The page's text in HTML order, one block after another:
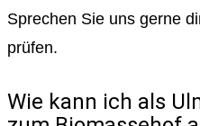
Sprechen Sie uns gerne
prüfen.
Wie kann ich als